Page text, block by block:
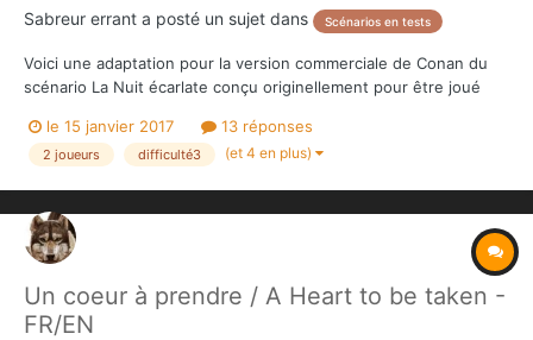
Sabreur errant a posté un sujet dans Scénarios en tests
Voici une adaptation pour la version commerciale de Conan du
scénario La Nuit écarlate conçu originellement pour être joué
n'a pas été encore testée. Aussi, si le cœur vous en dit, je suis
preneur de tous retours, commentaires...
le 15 janvier 2017 13 réponses
2 joueurs difficulté3 (et 4 en plus)
Un coeur à prendre / A Heart to be taken -
FR/EN